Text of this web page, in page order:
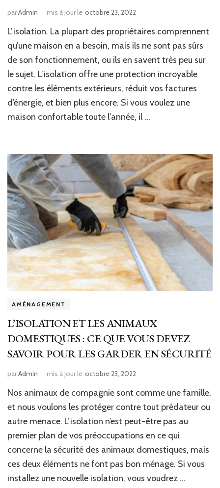
parAdmin mis à jour le octobre 23, 2022
L’isolation. La plupart des propriétaires comprennent
qu’une maison en a besoin, mais ils ne sont pas sûrs
de son fonctionnement, ou ils en savent très peu sur
le sujet. L’isolation offre une protection incroyable
contre les éléments extérieurs, réduit vos factures
d’énergie, et bien plus encore. Si vous voulez une
maison confortable toute l’année, il …
AMÉNAGEMENT
L’ISOLATION ET LES ANIMAUX
DOMESTIQUES : CE QUE VOUS DEVEZ
SAVOIR POUR LES GARDER EN SÉCURITÉ
parAdmin mis à jour le octobre 23, 2022
Nos animaux de compagnie sont comme une famille,
et nous voulons les protéger contre tout prédateur ou
autre menace. L’isolation n’est peut-être pas au
premier plan de vos préoccupations en ce qui
concerne la sécurité des animaux domestiques, mais
ces deux éléments ne font pas bon ménage. Si vous
installez une nouvelle isolation, vous voudrez …